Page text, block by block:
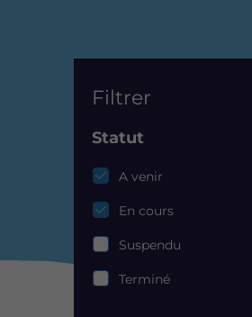
Filtrer
Statut
StatutA venir
En cours
Suspendu
Terminé